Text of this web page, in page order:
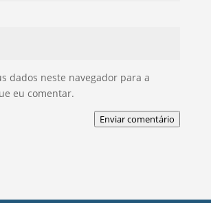
dados neste navegador para a
eu comentar.
Enviar comentário